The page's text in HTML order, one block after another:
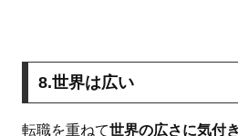
8.世界は広い
転職を重ねて世界の広さに気付